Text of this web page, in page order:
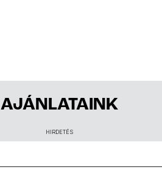
AJÁNLATAINK
HIRDETÉS